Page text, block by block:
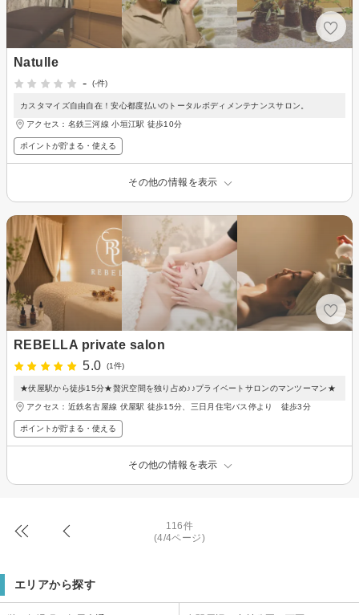
Natulle
-
(-件)
カスタマイズ自由自在！安心都度払いのトータルボディメンテナンスサロン。
アクセス：名鉄三河線 小垣江駅 徒歩10分
ポイントが貯まる・使える
その他の情報を表示
REBELLA private salon
5.0
(1件)
★伏屋駅から徒歩15分★贅沢空間を独り占め♪♪プライベートサロンのマンツーマン★
アクセス：近鉄名古屋線 伏屋駅 徒歩15分、三日月住宅バス停より 徒歩3分
ポイントが貯まる・使える
その他の情報を表示
116件
(4/4ページ)
エリアから探す